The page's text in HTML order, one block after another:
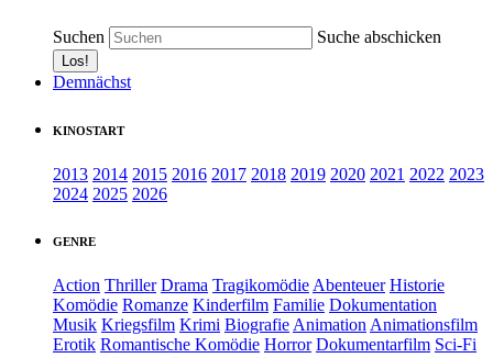
Suchen Suche abschicken
Demnächst
KINOSTART
2013 2014 2015 2016 2017 2018 2019 2020 2021 2022 2023
2024 2025 2026
GENRE
Action Thriller Drama TragikomödieAbenteuer Historie
Komödie Romanze Kinderfilm Familie Dokumentation
Musik Kriegsfilm Krimi BiografieAnimationAnimationsfilm
Erotik Romantische Komödie Horror Dokumentarfilm Sci-Fi